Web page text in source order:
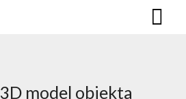
3D model objekta